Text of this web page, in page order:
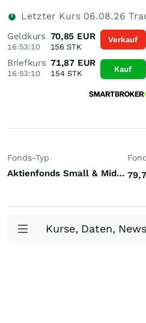
Letzter Kurs 06.08.26
Geldkurs
16:53:10
70,85 EUR
156 STK
Briefkurs
16:53:10
71,87 EUR
154STK
Verkauf
Kauf
Fonds-Typ
Aktienfonds Small & Mid Cap Europa (ex UK)
Kurse, Daten,